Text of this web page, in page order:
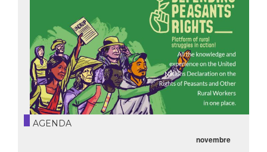
AGENDA
novembre